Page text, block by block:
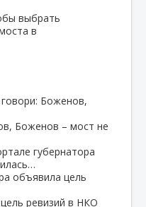
выбрать
в
Боженов,
губернатора
объявила цель